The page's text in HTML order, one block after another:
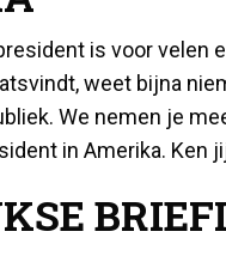
is voor velen
weet bijna
We nemen je
in Amerika. Ken